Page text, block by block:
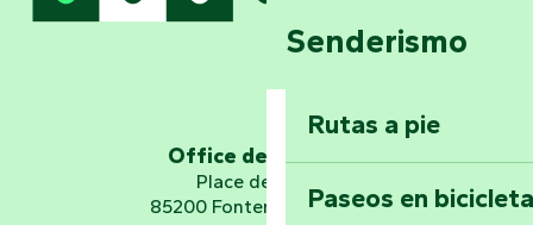
Domine los
Vouvant
Embárquese en
Planetario
Senderismo
Rutas a pie
Paseos en
Office de tourisme
Place de Verdun
85200 Fontenay-le-Comte